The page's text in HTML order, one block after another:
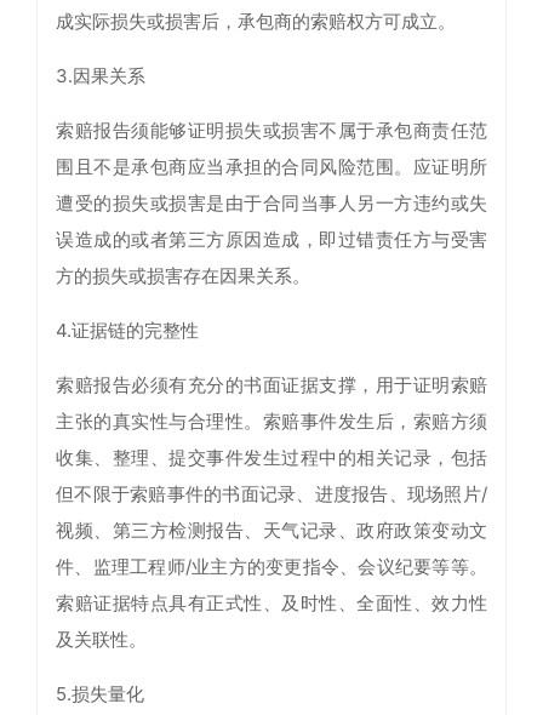
成实际损失或损害后，承包商的索赔权方可成立。
3.因果关系
索赔报告须能够证明损失或损害不属于承包商责任范
围且不是承包商应当承担的合同风险范围。应证明所
遭受的损失或损害是由于合同当事人另一方违约或失
误造成的或者第三方原因造成，即过错责任方与受害
方的损失或损害存在因果关系。
4.证据链的完整性
索赔报告必须有充分的书面证据支撑，用于证明索赔
主张的真实性与合理性。索赔事件发生后，索赔方须
收集、整理、提交事件发生过程中的相关记录，包括
但不限于索赔事件的书面记录、进度报告、现场照片/
视频、第三方检测报告、天气记录、政府政策变动文
件、监理工程师/业主方的变更指令、会议纪要等等。
索赔证据特点具有正式性、及时性、全面性、效力性
及关联性。
5.损失量化